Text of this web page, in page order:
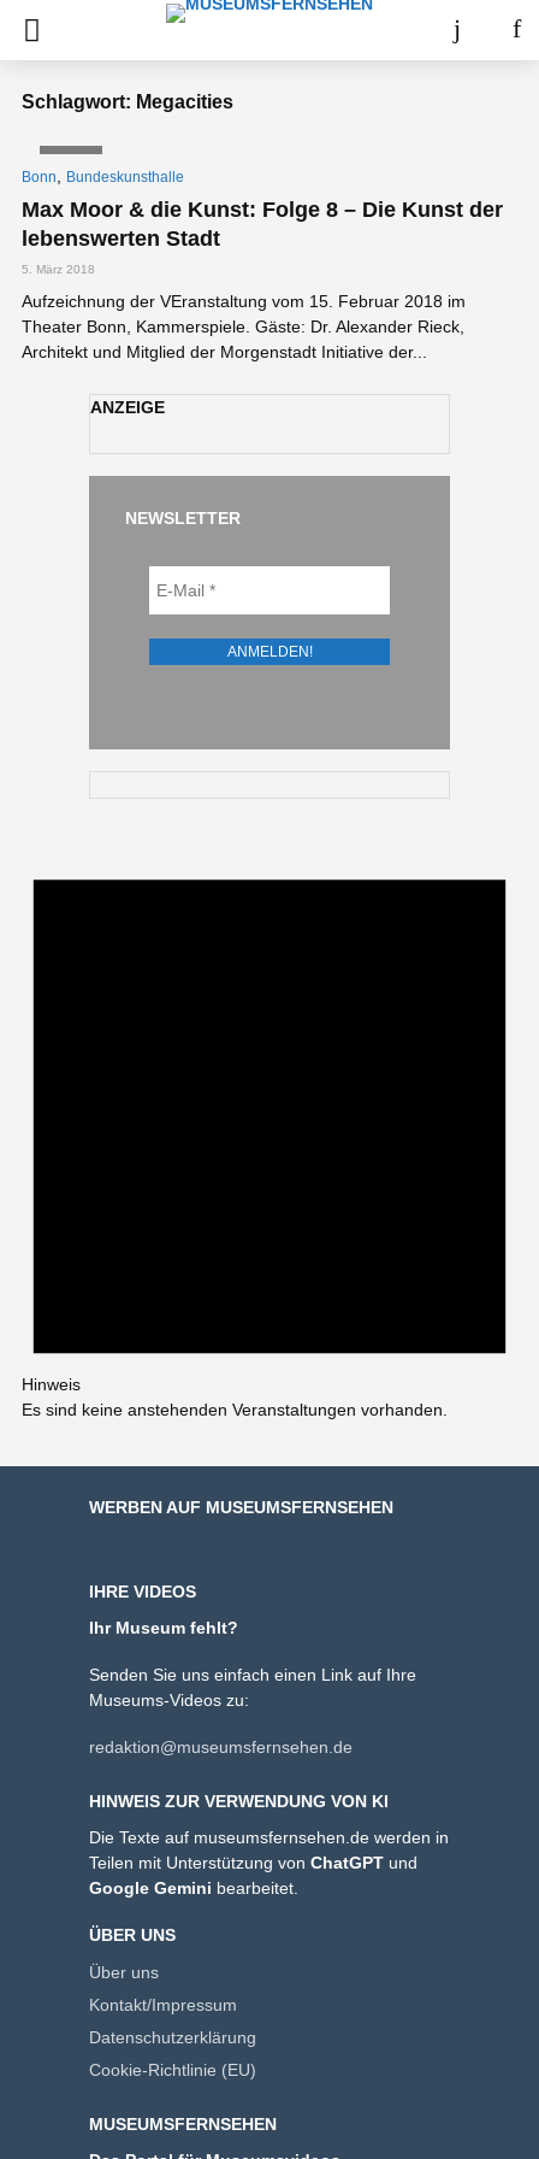
Schlagwort: Megacities
Bonn Bundeskunsthalle
Max Moor & die Kunst: Folge 8 – Die Kunst der
lebenswerten Stadt
5. März 2018
Aufzeichnung der VEranstaltung vom 15. Februar 2018 im
Theater Bonn, Kammerspiele. Gäste: Dr. Alexander Rieck,
Architekt und Mitglied der Morgenstadt Initiative der...
ANZEIGE
NEWSLETTER
Hinweis
Es sind keine anstehenden Veranstaltungen vorhanden.
WERBEN AUF MUSEUMSFERNSEHEN
IHRE VIDEOS
Ihr Museum fehlt?
Senden Sie uns einfach einen Link auf Ihre
Museums-Videos zu:
redaktion@museumsfernsehen.de
HINWEIS ZUR VERWENDUNG VON KI
Die Texte auf museumsfernsehen.de werden in
Teilen mit Unterstützung von ChatGPT und
Google Gemini bearbeitet.
ÜBER UNS
Über uns
Kontakt/Impressum
Datenschutzerklärung
Cookie-Richtlinie (EU)
MUSEUMSFERNSEHEN